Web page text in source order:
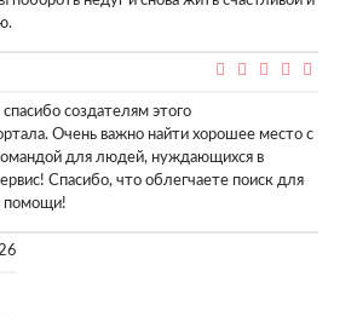
спасибо создателям этого
Очень важно найти хорошее место с
для людей, нуждающихся в
Спасибо, что облегчаете поиск для
помощи!